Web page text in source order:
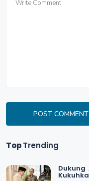
POST COMMENT
TopTrending
Dukung